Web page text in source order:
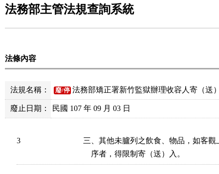
法務部主管法規查詢系統
法條內容
法規名稱： 廢/停 法務部矯正署新竹監獄辦理收容人寄（送
廢止日期： 民國 107 年 09 月 03 日
3
三、其他未臚列之飲食、物品，如客
    序者，得限制寄（送）入。